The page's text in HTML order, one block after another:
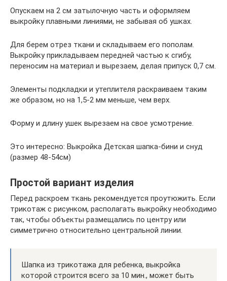
Опускаем на 2 см затылочную часть и оформляем
выкройку плавными линиями, не забывая об ушках.
Для берем отрез ткани и складываем его пополам.
Выкройку прикладываем передней частью к сгибу,
переносим на материал и вырезаем, делая припуск 0,7 см.
Элементы подкладки и утеплителя раскраиваем таким
же образом, но на 1,5-2 мм меньше, чем верх.
Форму и длину ушек вырезаем на свое усмотрение.
Это интересно: Выкройка Детская шапка-бини и снуд
(размер 48-54см)
Простой вариант изделия
Перед раскроем ткань рекомендуется проутюжить. Если
трикотаж с рисунком, располагать выкройку необходимо
так, чтобы объекты размещались по центру или
симметрично относительно центральной линии.
Шапка из трикотажа для ребенка, выкройка
которой строится всего за 10 мин., может быть